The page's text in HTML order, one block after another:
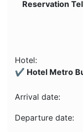
Reservation
Hotel:
✔️ Hotel Metro
Arrival date:
Departure date: